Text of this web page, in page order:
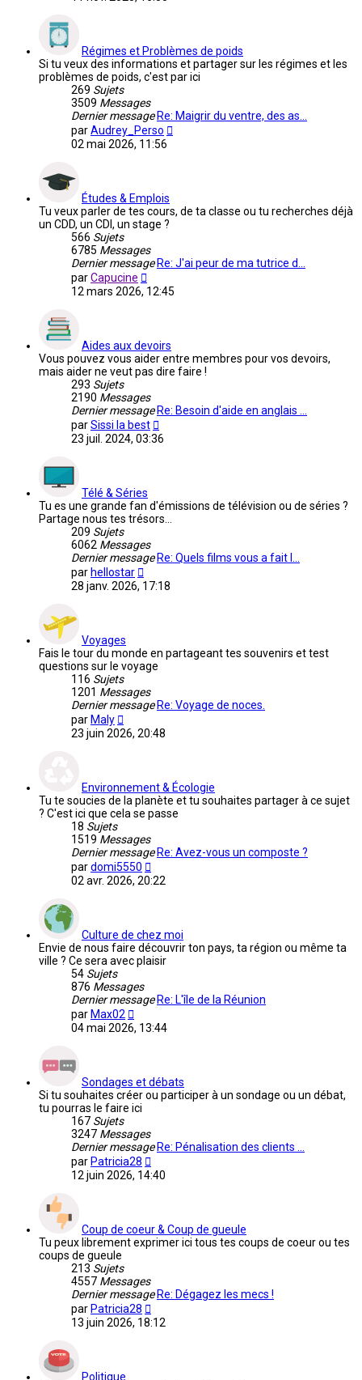
Régimes et Problèmes de poids
Si tu veux des informations et partager sur les régimes et les
problèmes de poids, c'est par ici
269 Sujets
3509 Messages
Dernier message Re: Maigrir du ventre, des as…
parAudrey_Perso
02 mai 2026, 11:56
Études & Emplois
Tu veux parler de tes cours, de ta classe ou tu recherches déjà
un CDD, un CDI, un stage ?
566 Sujets
6785 Messages
Dernier message Re: J'ai peur de ma tutrice d…
parCapucine
le
12 mars 2026, 12:45
Aides aux devoirs
Vous pouvez vous aider entre membres pour vos devoirs,
mais aider ne veut pas dire faire !
293 Sujets
2190 Messages
Dernier message Re: Besoin d'aide en anglais …
parSissi la best
le
23 juil. 2024, 03:36
Télé & Séries
Tu es une grande fan d'émissions de télévision ou de séries ?
Partage nous tes trésors...
209 Sujets
6062 Messages
Dernier message Re: Quels films vous a fait l…
par hellostar
le
28 janv. 2026, 17:18
Voyages
Fais le tour du monde en partageant tes souvenirs et test
questions sur le voyage
116 Sujets
1201 Messages
Dernier message Re: Voyage de noces.
par Maly
le
dernier
23 juin 2026, 20:48
Environnement & Écologie
Tu te soucies de la planète et tu souhaites partager à ce sujet
? C'est ici que cela se passe
18 Sujets
1519 Messages
Dernier message Re: Avez-vous un composte ?
pardomi5550
le
02 avr. 2026, 20:22
Culture de chez moi
Envie de nous faire découvrir ton pays, ta région ou même ta
ville ? Ce sera avec plaisir
54 Sujets
876 Messages
Dernier message Re: L'île de la Réunion
par Max02
le
dernier
04 mai 2026, 13:44
Sondages et débats
Si tu souhaites créer ou participer à un sondage ou un débat,
tu pourras le faire ici
167 Sujets
3247 Messages
Dernier message Re: Pénalisation des clients …
par Patricia28
le
12 juin 2026, 14:40
Coup de coeur & Coup de gueule
Tu peux librement exprimer ici tous tes coups de coeur ou tes
coups de gueule
213 Sujets
4557 Messages
Dernier message Re: Dégagez les mecs !
par Patricia28
le
13 juin 2026, 18:12
Politique